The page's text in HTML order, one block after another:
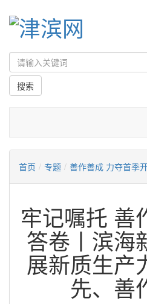
首页 / 专题 / 善作善成 力夺首季
牢记嘱托 善
答卷丨滨海
展新质生产
先、善